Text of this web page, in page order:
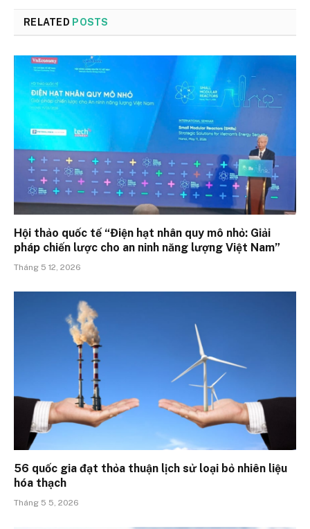
RELATED POSTS
Hội thảo quốc tế “Điện hạt nhân quy mô nhỏ: Giải
pháp chiến lược cho an ninh năng lượng Việt Nam”
Tháng 5 12, 2026
56 quốc gia đạt thỏa thuận lịch sử loại bỏ nhiên liệu
hóa thạch
Tháng 5 5, 2026